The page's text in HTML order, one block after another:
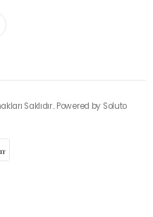
Saklıdır.. Powered by Soluto